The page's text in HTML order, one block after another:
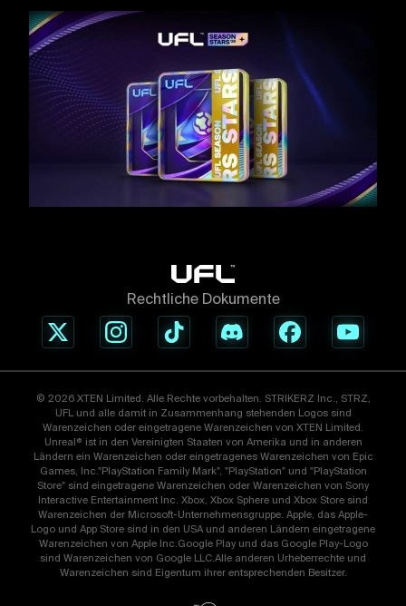
Rechtliche Dokumente
© 2026 XTEN Limited. Alle Rechte vorbehalten. STRIKERZ Inc., STRZ,
UFL und alle damit in Zusammenhang stehenden Logos sind
Warenzeichen oder eingetragene Warenzeichen von XTEN Limited.
Unreal® ist in den Vereinigten Staaten von Amerika und in anderen
Ländern ein Warenzeichen oder eingetragenes Warenzeichen von Epic
Games, Inc."PlayStation Family Mark", "PlayStation" und "PlayStation
Store" sind eingetragene Warenzeichen oder Warenzeichen von Sony
Interactive Entertainment Inc. Xbox, Xbox Sphere und Xbox Store sind
Warenzeichen der Microsoft-Unternehmensgruppe. Apple, das Apple-
Logo und App Store sind in den USA und anderen Ländern eingetragene
Warenzeichen von Apple Inc.Google Play und das Google Play-Logo
sind Warenzeichen von Google LLC.Alle anderen Urheberrechte und
Warenzeichen sind Eigentum ihrer entsprechenden Besitzer.